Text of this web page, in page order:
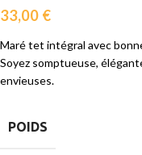
33,00 €
Maré tet intégral avec
Soyez somptueuse,
envieuses.
POIDS